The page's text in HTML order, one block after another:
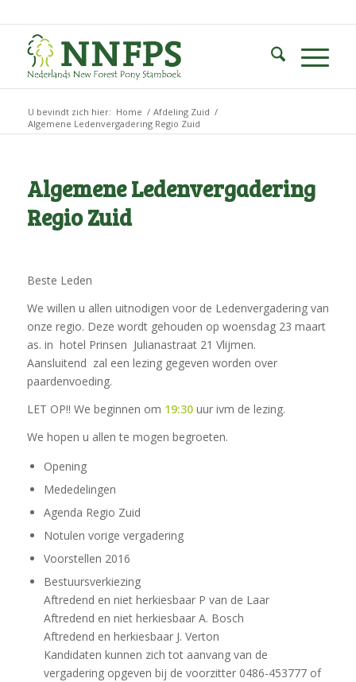
U bevindt zich hier: Home / Afdeling Zuid /
Algemene Ledenvergadering Regio Zuid
Algemene Ledenvergadering
Regio Zuid
Beste Leden
We willen u allen uitnodigen voor de Ledenvergadering van
onze regio. Deze wordt gehouden op woensdag 23 maart
as. in hotel Prinsen Julianastraat 21 Vlijmen.
Aansluitend zal een lezing gegeven worden over
paardenvoeding.
LET OP!! We beginnen om 19:30uur ivm de lezing.
We hopen u allen te mogen begroeten.
Opening
Mededelingen
Agenda Regio Zuid
Notulen vorige vergadering
Voorstellen 2016
Bestuursverkiezing
Aftredend en niet herkiesbaar P van de Laar
Aftredend en niet herkiesbaar A. Bosch
Aftredend en herkiesbaar J. Verton
Kandidaten kunnen zich tot aanvang van de
vergadering opgeven bij de voorzitter 0486-453777 of